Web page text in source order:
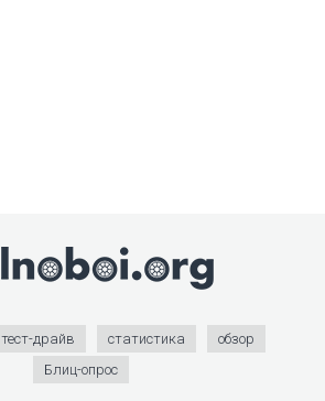
тест-драйв статистика
обзор
Блиц-опрос